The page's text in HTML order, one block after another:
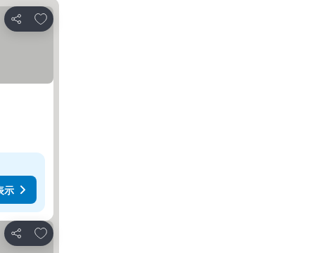
シェア
お気に入りに追加
示
シェア
お気に入りに追加